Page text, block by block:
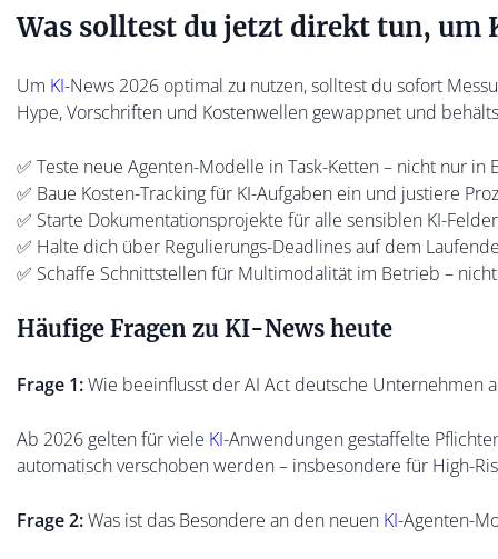
Was solltest du jetzt direkt tun, um
Um KI-News 2026 optimal zu nutzen, solltest du sofort
Hype, Vorschriften und Kostenwellen gewappnet und
✅ Teste neue Agenten-Modelle in Task-Ketten – nicht nur in
✅ Baue Kosten-Tracking für KI-Aufgaben ein und justiere
✅ Starte Dokumentationsprojekte für alle sensiblen KI-
✅ Halte dich über Regulierungs-Deadlines auf dem
✅ Schaffe Schnittstellen für Multimodalität im Betrieb –
Häufige Fragen zu KI-News heute
Frage 1:Wie beeinflusst der AI Act deutsche Unternehmen
Ab 2026 gelten für viele KI-Anwendungen gestaffelte
automatisch verschoben werden – insbesondere für High-
Frage 2:Was ist das Besondere an den neuen KI-Agenten-